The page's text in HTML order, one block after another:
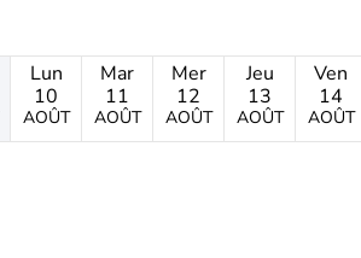
Lun
10
AOÛT
Mar
11
AOÛT
Mer
12
AOÛT
Jeu
13
AOÛT
Ven
14
AOÛT